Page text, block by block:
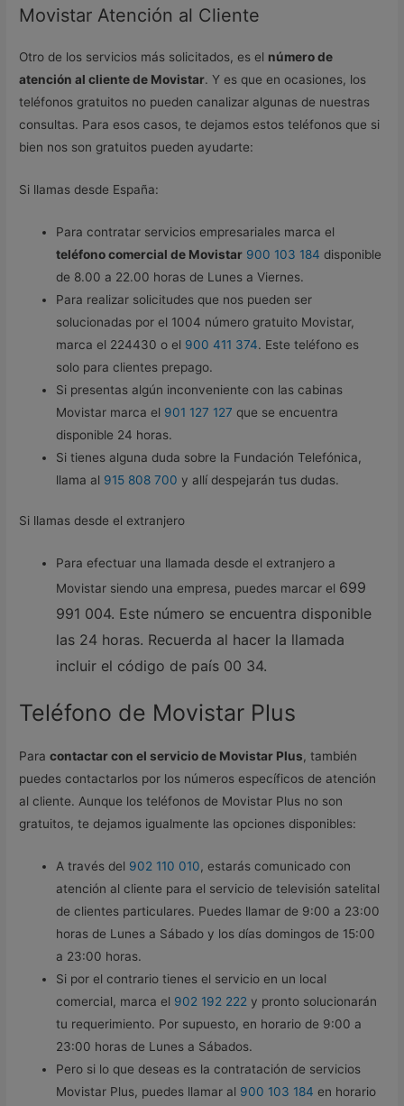
Movistar Atención al Cliente
Otro de los servicios más solicitados, es el número de
atención al cliente de Movistar. Y es que en ocasiones, los
teléfonos gratuitos no pueden canalizar algunas de nuestras
consultas. Para esos casos, te dejamos estos teléfonos que si
bien nos son gratuitos pueden ayudarte:
Si llamas desde España:
Para contratar servicios empresariales marca el
teléfono comercial de Movistar 900 103 184 disponible
de 8.00 a 22.00 horas de Lunes a Viernes.
Para realizar solicitudes que nos pueden ser
solucionadas por el 1004 número gratuito Movistar,
marca el 224430 o el 900 411 374. Este teléfono es
solo para clientes prepago.
Si presentas algún inconveniente con las cabinas
Movistar marca el 901 127 127 que se encuentra
disponible 24 horas.
Si tienes alguna duda sobre la Fundación Telefónica,
llama al 915 808 700 y allí despejarán tus dudas.
Si llamas desde el extranjero
Para efectuar una llamada desde el extranjero a
Movistar siendo una empresa, puedes marcar el 699
991 004. Este número se encuentra disponible
las 24 horas. Recuerda al hacer la llamada
incluir el código de país 00 34.
Teléfono de Movistar Plus
Paracontactar con el servicio de Movistar Plus, también
puedes contactarlos por los números específicos de atención
al cliente. Aunque los teléfonos de Movistar Plus no son
gratuitos, te dejamos igualmente las opciones disponibles:
A través del 902 110 010, estarás comunicado con
atención al cliente para el servicio de televisión satelital
de clientes particulares. Puedes llamar de 9:00 a 23:00
horas de Lunes a Sábado y los días domingos de 15:00
a 23:00 horas.
Si por el contrario tienes el servicio en un local
comercial, marca el 902 192 222 y pronto solucionarán
tu requerimiento. Por supuesto, en horario de 9:00 a
23:00 horas de Lunes a Sábados.
Pero si lo que deseas es la contratación de servicios
Movistar Plus, puedes llamar al 900 103 184 en horario